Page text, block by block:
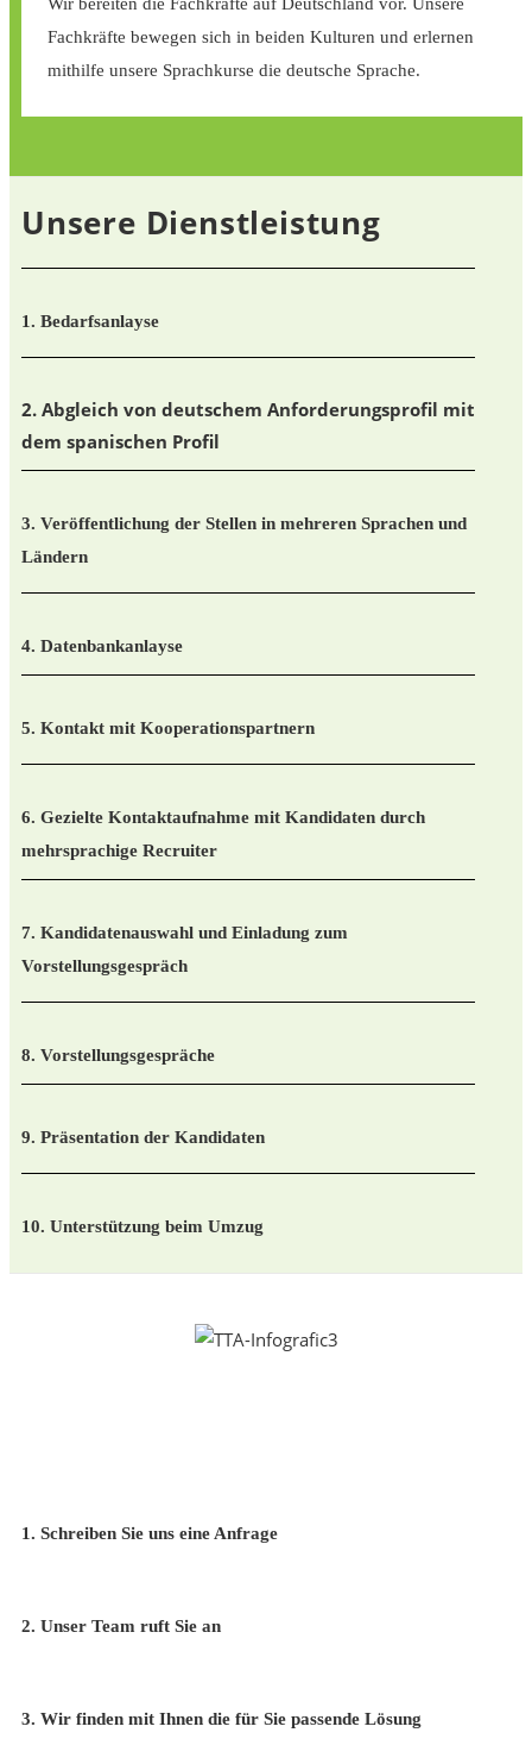
Wir bereiten die Fachkräfte auf Deutschland vor. Unsere
Fachkräfte bewegen sich in beiden Kulturen und erlernen
mithilfe unsere Sprachkurse die deutsche Sprache.
Unsere Dienstleistung
1. Bedarfsanlayse
2. Abgleich von deutschem Anforderungsprofil mit
dem spanischen Profil
3. Veröffentlichung der Stellen in mehreren Sprachen und
Ländern
4. Datenbankanlayse
5. Kontakt mit Kooperationspartnern
6. Gezielte Kontaktaufnahme mit Kandidaten durch
mehrsprachige Recruiter
7. Kandidatenauswahl und Einladung zum
Vorstellungsgespräch
8. Vorstellungsgespräche
9. Präsentation der Kandidaten
10. Unterstützung beim Umzug
1. Schreiben Sie uns eine Anfrage
2. Unser Team ruft Sie an
3. Wir finden mit Ihnen die für Sie passende Lösung